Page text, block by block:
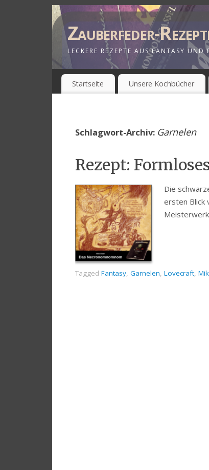
Zauberfeder-
LECKERE REZEPTE AUS FANTASY
Startseite Unsere Kochbücher
Schlagwort-Archiv: Garnelen
Rezept:
Die
ersten Blick
Tagged Fantasy, Garnelen, Lovecraft,